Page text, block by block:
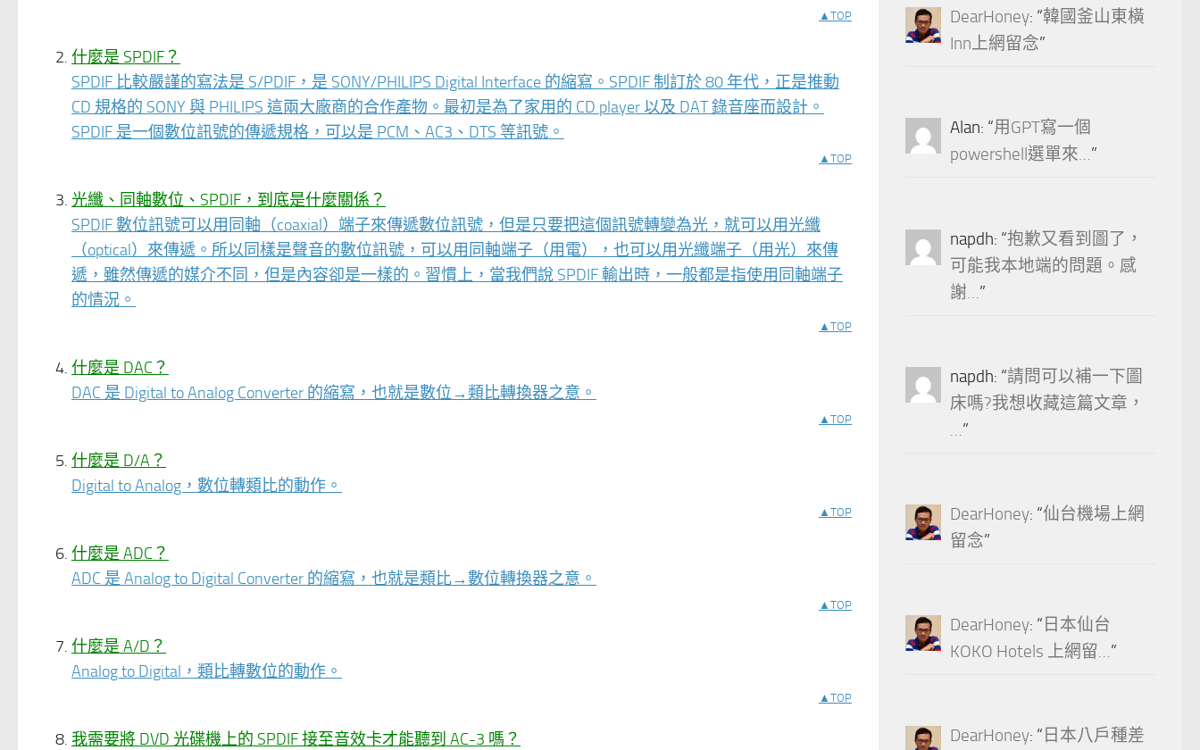
▲TOP
什麼是 SPDIF？
SPDIF 比較嚴謹的寫法是 S/PDIF，是 SONY/PHILIPS Digital Interface 的縮寫。SPDIF 制訂於 80 年代，正是推動
CD 規格的 SONY 與 PHILIPS 這兩大廠商的合作產物。最初是為了家用的 CD player 以及 DAT 錄音座而設計。
SPDIF 是一個數位訊號的傳遞規格，可以是 PCM、AC3、DTS 等訊號。
▲TOP
光纖、同軸數位、SPDIF，到底是什麼關係？
SPDIF 數位訊號可以用同軸（coaxial）端子來傳遞數位訊號，但是只要把這個訊號轉變為光，就可以用光纖
（optical）來傳遞。所以同樣是聲音的數位訊號，可以用同軸端子（用電），也可以用光纖端子（用光）來傳
遞，雖然傳遞的媒介不同，但是內容卻是一樣的。習慣上，當我們說 SPDIF 輸出時，一般都是指使用同軸端子
的情況。
▲TOP
什麼是 DAC？
DAC 是 Digital to Analog Converter 的縮寫，也就是數位→類比轉換器之意。
▲TOP
什麼是 D/A？
Digital to Analog，數位轉類比的動作。
▲TOP
什麼是 ADC？
ADC 是 Analog to Digital Converter 的縮寫，也就是類比→數位轉換器之意。
▲TOP
什麼是 A/D？
Analog to Digital，類比轉數位的動作。
▲TOP
我需要將 DVD 光碟機上的 SPDIF 接至音效卡才能聽到 AC-3 嗎？
DearHoney: “韓國釜山東橫
Inn上網留念”
Alan: “用GPT寫一個
powershell選單來…”
napdh: “抱歉又看到圖了，
可能我本地端的問題。感
謝…”
napdh: “請問可以補一下圖
床嗎?我想收藏這篇文章，
…”
DearHoney: “仙台機場上網
留念”
DearHoney: “ 日本仙台
KOKO Hotels 上網留…”
DearHoney: “ 日本八戶種差